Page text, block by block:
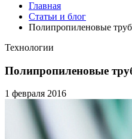
Главная
Статьи и блог
Полипропиленовые
Технологии
Полипропиленовые
1 февраля 2016